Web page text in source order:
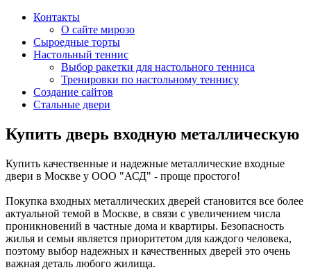
Контакты
О сайте мирозо
Сыроедные торты
Настольный теннис
Выбор ракетки для настольного тенниса
Тренировки по настольному теннису
Создание сайтов
Стальные двери
Купить дверь входную металлическую
Купить качественные и надежные металлические входные
двери в Москве у ООО "АСД" - проще простого!
Покупка входных металлических дверей становится все более
актуальной темой в Москве, в связи с увеличением числа
проникновений в частные дома и квартиры. Безопасность
жилья и семьи является приоритетом для каждого человека,
поэтому выбор надежных и качественных дверей это очень
важная деталь любого жилища.